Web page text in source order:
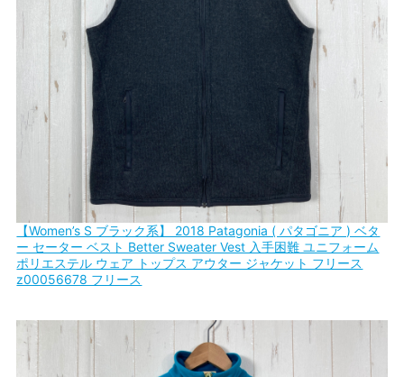
【Women’s S ブラック系】 2018 Patagonia ( パタゴニア ) ベタ
ー セーター ベスト Better Sweater Vest 入手困難 ユニフォーム
ポリエステル ウェア トップス アウター ジャケット フリース
z00056678 フリース